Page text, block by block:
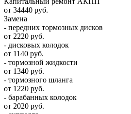
от 34440 руб.
Замена
- передних тормозных дисков
от 2220 руб.
- дисковых колодок
от 1140 руб.
- тормозной жидкости
от 1340 руб.
- тормозного шланга
от 1220 руб.
- барабанных колодок
от 2020 руб.